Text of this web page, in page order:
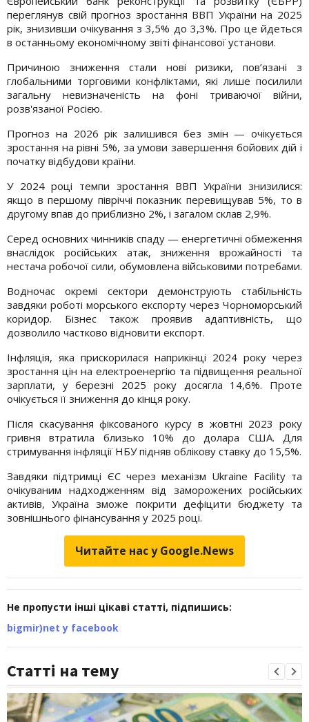
переглянув свій прогноз зростання ВВП України на 2025
рік, знизивши очікування з 3,5% до 3,3%. Про це йдеться
в останньому економічному звіті фінансової установи.
Причиною зниження стали нові ризики, пов’язані з
глобальними торговими конфліктами, які лише посилили
загальну невизначеність на фоні триваючої війни,
розв'язаної Росією.
Прогноз на 2026 рік залишився без змін — очікується
зростання на рівні 5%, за умови завершення бойових дій і
початку відбудови країни.
У 2024 році темпи зростання ВВП України знизилися:
якщо в першому півріччі показник перевищував 5%, то в
другому впав до приблизно 2%, і загалом склав 2,9%.
Серед основних чинників спаду — енергетичні обмеження
внаслідок російських атак, зниження врожайності та
нестача робочої сили, обумовлена військовими потребами.
Водночас окремі сектори демонструють стабільність
завдяки роботі морського експорту через Чорноморський
коридор. Бізнес також проявив адаптивність, що
дозволило частково відновити експорт.
Інфляція, яка прискорилася наприкінці 2024 року через
зростання цін на електроенергію та підвищення реальної
зарплати, у березні 2025 року досягла 14,6%. Проте
очікується її зниження до кінця року.
Після скасування фіксованого курсу в жовтні 2023 року
гривня втратила близько 10% до долара США. Для
стримування інфляції НБУ підняв облікову ставку до 15,5%.
Завдяки підтримці ЄС через механізм Ukraine Facility та
очікуваним надходженням від заморожених російських
активів, Україна зможе покрити дефіцити бюджету та
зовнішнього фінансування у 2025 році.
Читайте нас у Google.News
Не пропусти інші цікаві статті, підпишись:
bigmir)net у facebook
Статті на тему